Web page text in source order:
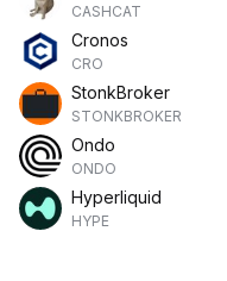
CASHCAT
Cronos
CRO
StonkBroker
STONKBROKER
Ondo
ONDO
Hyperliquid
HYPE